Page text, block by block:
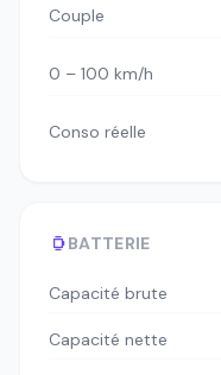
Couple
0 – 100 km/h
Conso réelle
BATTERIE
Capacité brute
Capacité nette